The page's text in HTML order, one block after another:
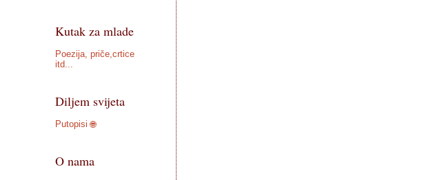
Kutak za mlade
Poezija, priče,crtice
itd...
Diljem svijeta
Putopisi 🌐
O nama